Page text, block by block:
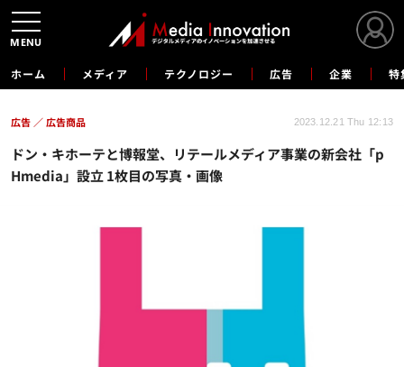
ホーム メディア テクノロジー 広告 企業 特
ドン・キホーテと博報堂、リテールメディア事業の新会社「p
Hmedia」設立 1枚目の写真・画像
広告 広告商品 2023.12.21 Thu 12:13
MENU